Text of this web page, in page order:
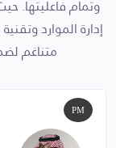
وتمام فاعليتها.
إدارة الموارد
متناغم
PM